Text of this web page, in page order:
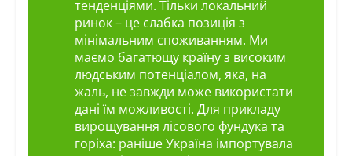
тенденціями. Тільки локальний
ринок – це слабка позиція з
мінімальним споживанням. Ми
маємо багатющу країну з високим
людським потенціалом, яка, на
жаль, не завжди може використати
дані їм можливості. Для прикладу
вирощування лісового фундука та
горіха: раніше Україна імпортувала